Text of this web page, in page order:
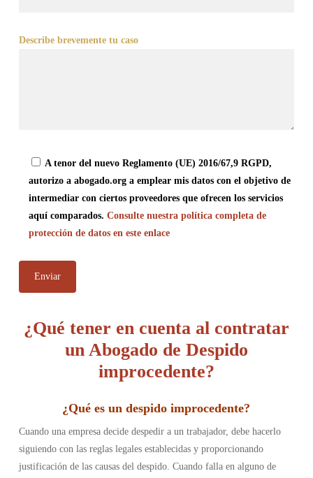
Describe brevemente tu caso
A tenor del nuevo Reglamento (UE) 2016/67,9 RGPD,
autorizo a abogado.org a emplear mis datos con el objetivo de
intermediar con ciertos proveedores que ofrecen los servicios
aquí comparados. Consulte nuestra política completa de
protección de datos en este enlace
¿Qué tener en cuenta al contratar
un Abogado de Despido
improcedente?
¿Qué es un despido improcedente?
Cuando una empresa decide despedir a un trabajador, debe hacerlo
siguiendo con las reglas legales establecidas y proporcionando
justificación de las causas del despido. Cuando falla en alguno de